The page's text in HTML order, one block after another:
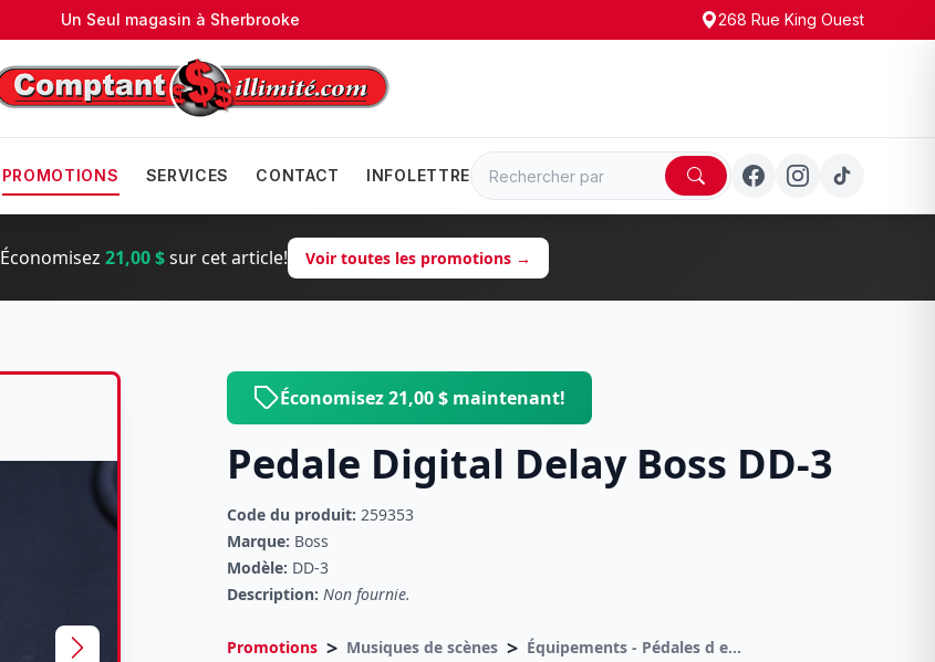
Un Seul magasin à Sherbrooke 268 Rue King Ouest
PROMOTIONS SERVICES CONTACT INFOLETTRE
Économisez 21,00 $sur cet article! Voir toutes les promotions →
Économisez 21,00 $ maintenant!
Pedale Digital Delay Boss DD-3
Code du produit: 259353
Marque: Boss
Modèle: DD-3
Description: Non fournie.
Promotions > Musiques de scènes > Équipements - Pédales d effets